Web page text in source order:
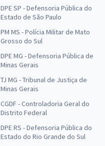
DPE SP - Defensoria Pública do
Estado de São Paulo
PM MS - Polícia Militar de Mato
Grosso do Sul
DPE MG - Defensoria Pública de
Minas Gerais
TJ MG - Tribunal de Justiça de
Minas Gerais
CGDF - Controladoria Geral do
Distrito Federal
DPE RS - Defensoria Pública do
Estado do Rio Grande do Sul